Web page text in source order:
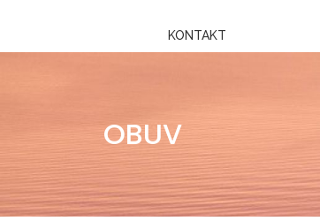
KONTAKT
OBUV